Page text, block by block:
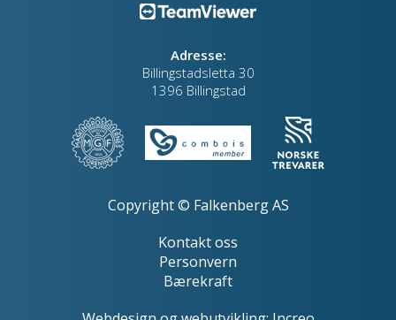
Adresse:
Billingstadsletta 30
1396 Billingstad
Copyright © Falkenberg AS
Kontakt oss
Personvern
Bærekraft